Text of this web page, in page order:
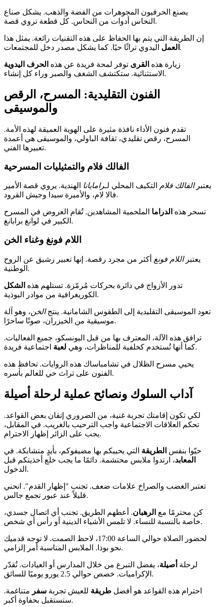
يصنع الحرفيون المجوهرات من الفضة والذهب. يشكل صناع
النحاس أدوات من النحاس. كل قطعة تروي قصة.
إن الطريقة التي يتم بها الحفاظ على هذه التقنيات رائعة. يمثل هذا
العمل اليدوي تراثًا حيًا. كما يشكل مصدر دخل للمجتمعات.
زيارة هذه القرى توفر لمحة فريدة عن هذه الحرف اليدوية
الاستثنائية. ستكتشف الشغف والصبر وراء كل إنشاء.
الفنون التقليدية: المسرح، الرقص
والموسيقى
تقدم فنون الأداء نافذة مثيرة على الهوية العميقة لهذه الأمة.
المسرح، رقص تقليدي، ثقافة الباولي، والموسيقى هي أعمدة
تعبيرها الفني.
الفالك فلام والتمثيليات المسرحية
يعتبرالفالك فلام التكيف المحلي لـرامايانا
الهندية. يروي قصة الأمير
فالا لام، والأميرة سيدا وجيش القرود.
تسحر هذه الدراما الملحمية المشاهدين. تُقام العروض في المسرح
الكبير في لوانغ برابانغ.
اللام فونغ وغناء الخن
يعتبراللام فونغ أكثر من مجرد رقصة. إنها تعبير رشيق عن الروح
الوطنية.
تدور الأزواج في دائرة بحركات مُرمّزة. تستلهم هذه الشكل
الكوريغرافية من موادر البوذية.
تعود الموسيقى التقليدية إلى الطقوس الشامانية. ينتجالخن، وهو آلة
موسيقية من الخيزران، صوتًا ساحرًا.
ترافق هذه الآلة، المعترف بها من قبل اليونسكو، جميع الفعاليات.
كما أنها تُستخدم كخلفية للمناظرات، وهي لعبة اجتماعية فريدة.
يحيي مسرح الظلال في تشامباساك هذه الروايات. تحافظ هذه
الفنون على تراث حي للعالم بأسره.
آداب السلوك ونصائح عملية لرحلة أصيلة
لكي تكون إقامتك تجربة غنية، من الضروري إتقان بعض القواعد.
تحكم العلاقات الاجتماعية واجب الترحيب بالغريب. في المقابل،
يجب على الزائر إظهار الاحترام.
حيّوا بنفس الطريقة التي يحييكم بها مضيفوكم، بأيدٍ متشابكة. في
المعابد، ارتدوا ملابس محتشمة. دائمًا ما يجب خلع أحذيتكم قبل
الدخول.
تعتبر الغضب والصراخ علامات ضعف. تجنب "إظهار القدم". انحني
قليلاً عند عبور تجمع جالس.
كن محترمًا مع الرهبان. أعطهم الطريق. تجنب أي اتصال جسدي،
خاصة بالنسبة للنساء. لا تلمس الأشياء الدينية أو رأس أي شخص.
لحضور الصلاة حوالي الساعة 17:00، لاحظ الصمت. لا توجه قدميك
نحو بوذا. الملابس المناسبة أمر إلزامي.
لرحلة أصيلة، يفضل التبرع من خلال المدارس أو العيادات. تُقدّر
الإكراميات. خصص حوالي 2.5 يورو يوميًا للسائق.
احترام هذه القواعد هو أفضل طريقة للعيش تجربة سفر متناغمة.
ستستقبل بحفاوة أكبر.